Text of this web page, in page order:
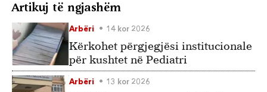
Artikuj të ngjashëm
Arbëri 14 kor 2026
Kërkohet përgjegjësi institucionale
për kushtet në Pediatri
Arbëri 13 kor 2026